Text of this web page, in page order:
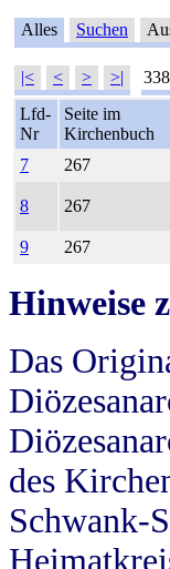
Alles Suchen
|< < > >|
Lfd-
Nr
Seite im
Kirchenbuch
7
267
8 267
9 267
Hinweise
Das
des
Schwank-